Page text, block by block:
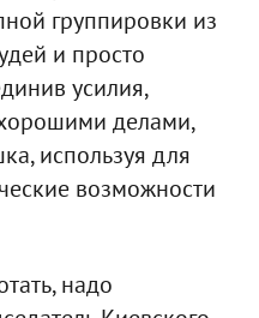
группировки из
и просто
усилия,
делами,
используя для
возможности
надо